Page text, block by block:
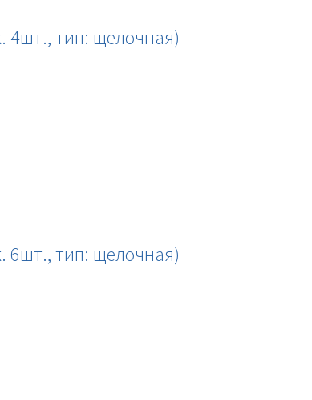
4шт., тип: щелочная)
6шт., тип: щелочная)